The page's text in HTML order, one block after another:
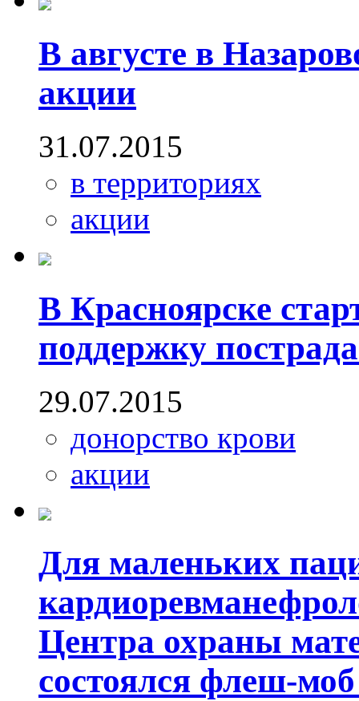
В августе в
акции
31.07.2015
в территориях
акции
В Красноярске
поддержку
29.07.2015
донорство крови
акции
Для маленьких
Центра охраны
состоялся флеш-